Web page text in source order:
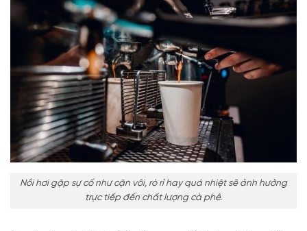
Nồi hơi gặp sự cố như cặn vôi, rò rỉ hay quá nhiệt sẽ ảnh hưởng
trực tiếp đến chất lượng cà phê.